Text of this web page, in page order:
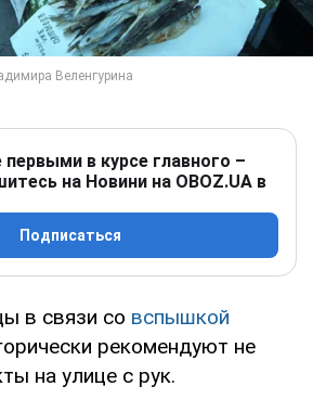
первыми в курсе главного –
на Новини на OBOZ.UA в
Подписаться
в связи со вспышкой
рекомендуют не
на улице с рук.